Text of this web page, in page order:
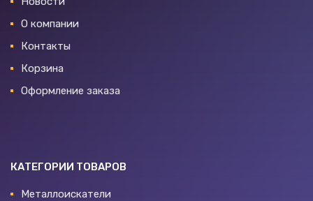
О компании
Контакты
Корзина
Оформление заказа
КАТЕГОРИИ ТОВАРОВ
Металлоискатели